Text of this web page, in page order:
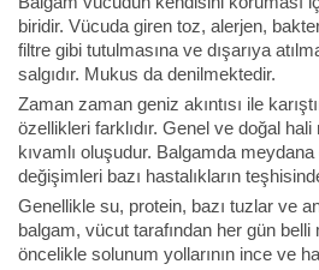
biridir. Vücuda giren toz, alerjen,
filtre gibi tutulmasına ve dışarıya
salgıdır. Mukus da denilmektedir.
Zaman zaman geniz akıntısı ile
özellikleri farklıdır. Genel ve doğal
kıvamlı oluşudur. Balgamda
değişimleri bazı hastalıkların
Genellikle su, protein, bazı tuzlar ve
balgam, vücut tarafından her gün
öncelikle solunum yollarının ince ve